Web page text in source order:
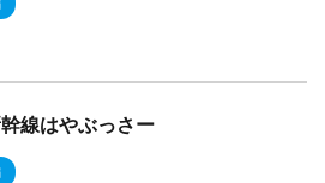
線はやぶっさー